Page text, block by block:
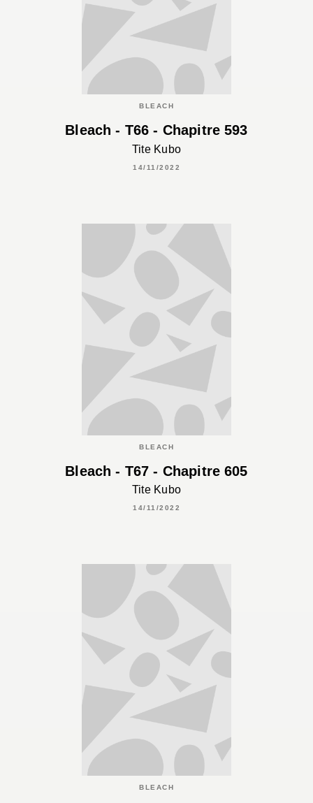
BLEACH
Bleach - T66 - Chapitre 593
Tite Kubo
14/11/2022
BLEACH
Bleach - T67 - Chapitre 605
Tite Kubo
14/11/2022
BLEACH